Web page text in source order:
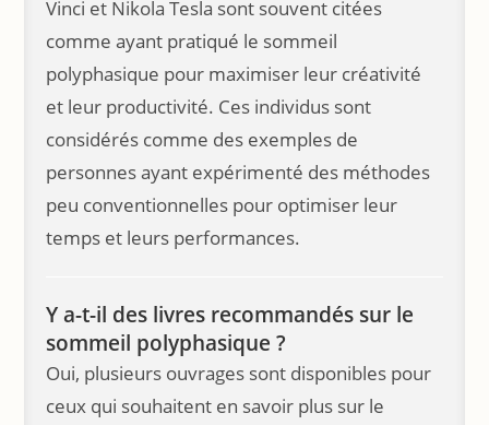
Vinci et Nikola Tesla sont souvent citées
comme ayant pratiqué le sommeil
polyphasique pour maximiser leur créativité
et leur productivité. Ces individus sont
considérés comme des exemples de
personnes ayant expérimenté des méthodes
peu conventionnelles pour optimiser leur
temps et leurs performances.
Y a-t-il des livres recommandés sur le
sommeil polyphasique ?
Oui, plusieurs ouvrages sont disponibles pour
ceux qui souhaitent en savoir plus sur le